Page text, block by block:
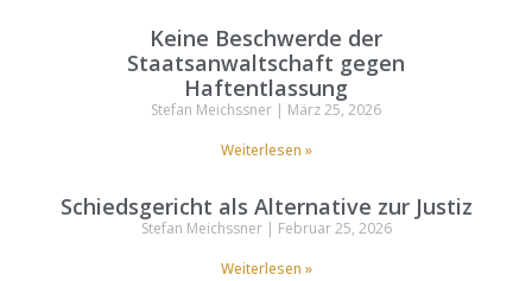
Keine Beschwerde der
Staatsanwaltschaft gegen
Haftentlassung
Stefan Meichssner
März 25, 2026
Weiterlesen »
Schiedsgericht als Alternative zur Justiz
Stefan Meichssner
Februar 25, 2026
Weiterlesen »